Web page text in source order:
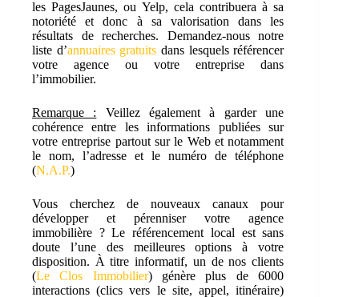
les PagesJaunes, ou Yelp, cela contribuera à sa
notoriété et donc à sa valorisation dans les
résultats de recherches. Demandez-nous notre
liste d’annuaires gratuits dans lesquels référencer
votre agence ou votre entreprise dans
l’immobilier.
Remarque : Veillez également à garder une
cohérence entre les informations publiées sur
votre entreprise partout sur le Web et notamment
le nom, l’adresse et le numéro de téléphone
(N.A.P.)
Vous cherchez de nouveaux canaux pour
développer et pérenniser votre agence
immobilière ? Le référencement local est sans
doute l’une des meilleures options à votre
disposition. À titre informatif, un de nos clients
(Le Clos Immobilier) génère plus de 6000
interactions (clics vers le site, appel, itinéraire)